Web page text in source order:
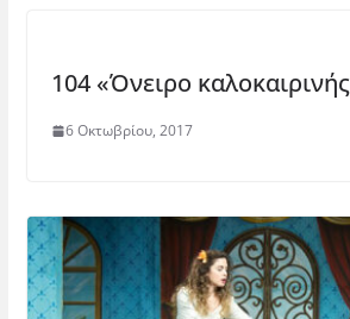
104 «Όνειρο
6 Οκτωβρίου, 2017